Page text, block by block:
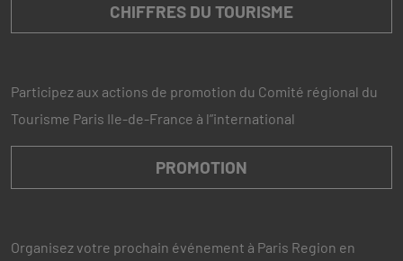
CHIFFRES DU TOURISME
Participez aux actions de promotion du Comité régional du
Tourisme Paris Ile-de-France à l”international
PROMOTION
Organisez votre prochain événement à Paris Region en